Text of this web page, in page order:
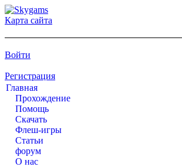
Карта сайта
Войти
Регистрация
Главная
Прохождение
Помощь
Cкачать
Флеш-игры
Статьи
форум
О нас